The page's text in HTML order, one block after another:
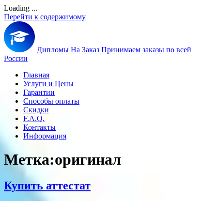
Loading ...
Перейти к содержимому
Дипломы На Заказ Принимаем заказы по всей
России
Главная
Услуги и Цены
Гарантии
Способы оплаты
Скидки
F.A.Q.
Контакты
Информация
Метка:оригинал
Купить аттестат